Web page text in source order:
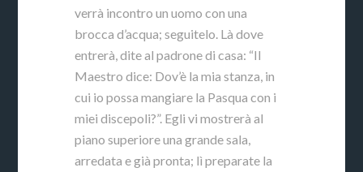
verrà incontro un uomo con una
brocca d’acqua; seguitelo. Là dove
entrerà, dite al padrone di casa: “Il
Maestro dice: Dov’è la mia stanza, in
cui io possa mangiare la Pasqua con i
miei discepoli?”. Egli vi mostrerà al
piano superiore una grande sala,
arredata e già pronta; lì preparate la